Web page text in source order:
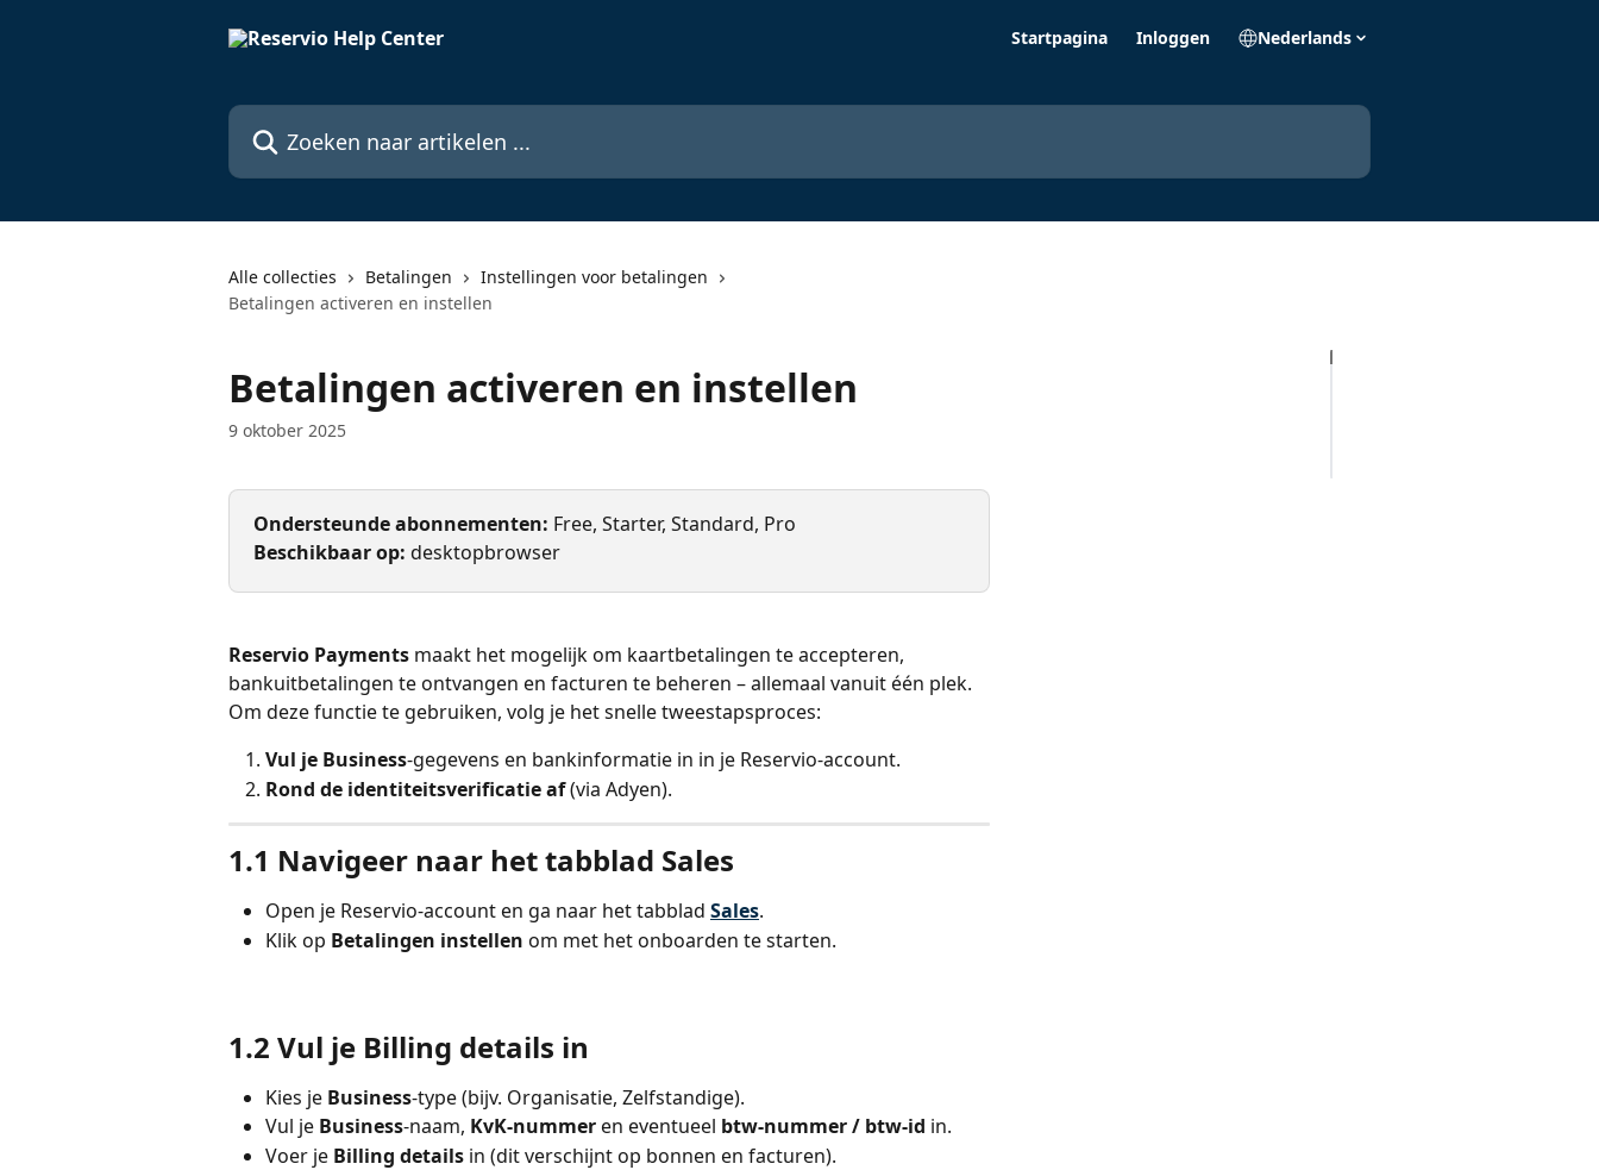
Startpagina Inloggen Nederlands
Zoeken naar artikelen ...
Alle collecties Betalingen
Instellingen voor betalingen
Betalingen activeren en instellen
Betalingen activeren en instellen
9 oktober 2025
Ondersteunde abonnementen: Free, Starter, Standard, Pro
Beschikbaar op: desktopbrowser
Reservio Payments maakt het mogelijk om kaartbetalingen te accepteren,
bankuitbetalingen te ontvangen en facturen te beheren – allemaal vanuit één plek.
Om deze functie te gebruiken, volg je het snelle tweestapsproces:
Vul je Business-gegevens en bankinformatie in in je Reservio-account.
Rond de identiteitsverificatie af (via Adyen).
1.1 Navigeer naar het tabblad Sales
Open je Reservio-account en ga naar het tabblad Sales.
Klik op Betalingen instellen om met het onboarden te starten.
1.2 Vul je Billing details in
Kies je Business-type (bijv. Organisatie, Zelfstandige).
Vul je Business-naam, KvK-nummer en eventueel btw-nummer / btw-id in.
Voer je Billing details in (dit verschijnt op bonnen en facturen).